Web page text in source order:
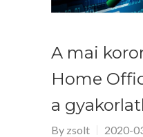
A mai
Home
a
By zsolt 2020-